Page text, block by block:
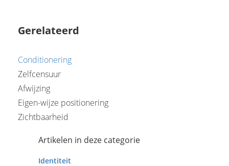
Gerelateerd
Conditionering
Zelfcensuur
Afwijzing
Eigen-wijze positionering
Zichtbaarheid
Artikelen in deze categorie
Identiteit